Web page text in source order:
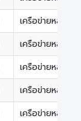
เครือข่ายหลังสว
เครือข่ายหลังสว
เครือข่ายหลังสว
เครือข่ายหลังสว
เครือข่ายหลังสว